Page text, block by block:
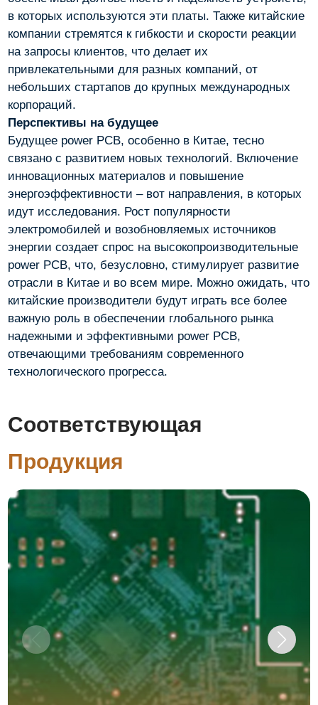
в которых используются эти платы. Также китайские
компании стремятся к гибкости и скорости реакции
на запросы клиентов, что делает их
привлекательными для разных компаний, от
небольших стартапов до крупных международных
корпораций.
Перспективы на будущее
Будущее power PCB, особенно в Китае, тесно
связано с развитием новых технологий. Включение
инновационных материалов и повышение
энергоэффективности – вот направления, в которых
идут исследования. Рост популярности
электромобилей и возобновляемых источников
энергии создает спрос на высокопроизводительные
power PCB, что, безусловно, стимулирует развитие
отрасли в Китае и во всем мире. Можно ожидать, что
китайские производители будут играть все более
важную роль в обеспечении глобального рынка
надежными и эффективными power PCB,
отвечающими требованиям современного
технологического прогресса.
Соответствующая
Продукция